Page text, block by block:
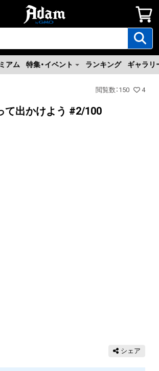
アム 特集・イベント ランキング ギャラリ
閲覧数 ： 150 4
て出かけよう #2/100
シェア